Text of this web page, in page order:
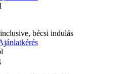
bécsi indulás